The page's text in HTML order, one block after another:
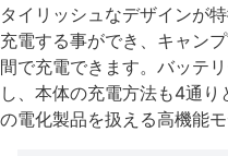
タイリッシュなデザインが
充電する事ができ、キャン
間で充電できます。バッテ
し、本体の充電方法も4通
の電化製品を扱える高機能モ